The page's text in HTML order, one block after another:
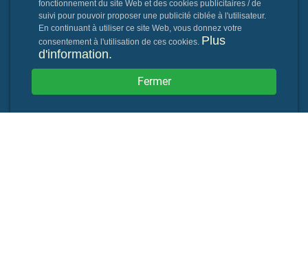
fonctionnement du site Web et des cookies publicitaires / de
suivi pour pouvoir proposer une publicité ciblée à l'utilisateur.
En continuant à utiliser ce site Web, vous donnez votre
consentement à l'utilisation de ces cookies. Plus
d'information.
Fermer